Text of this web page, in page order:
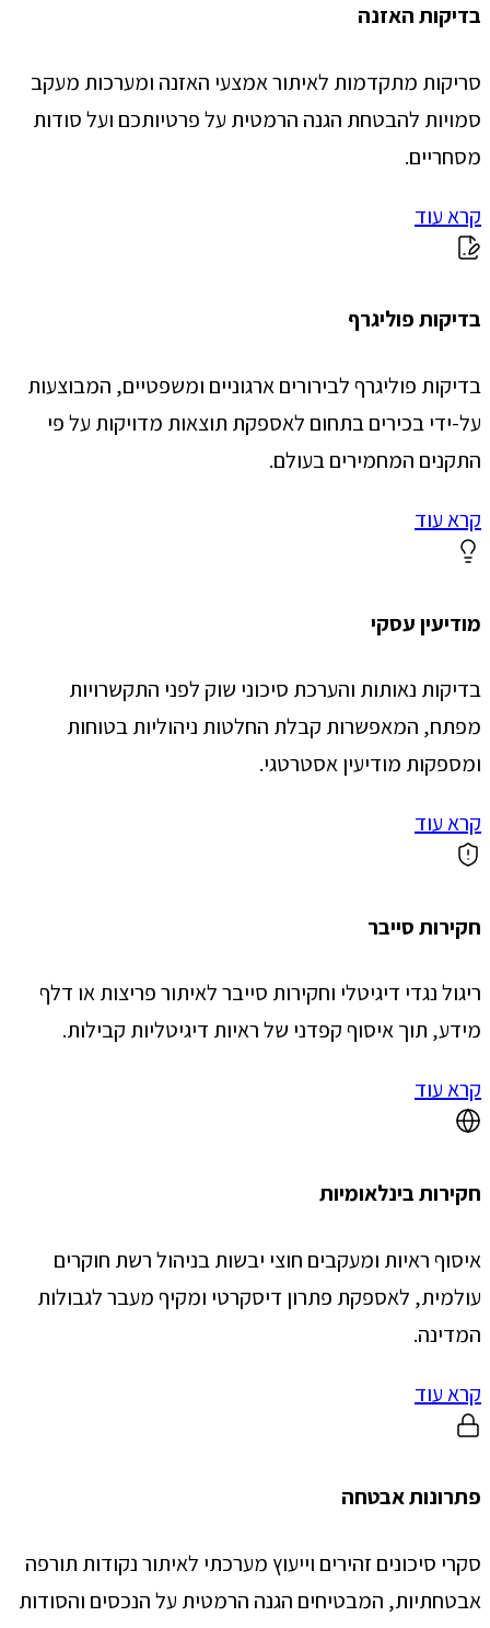
בדיקות האזנה
סריקות מתקדמות לאיתור אמצעי האזנה ומערכות מעקב
סמויות להבטחת הגנה הרמטית על פרטיותכם ועל סודות
מסחריים.
קרא עוד
בדיקות פוליגרף
בדיקות פוליגרף לבירורים ארגוניים ומשפטיים, המבוצעות
על-ידי בכירים בתחום לאספקת תוצאות מדויקות על פי
התקנים המחמירים בעולם.
קרא עוד
מודיעין עסקי
בדיקות נאותות והערכת סיכוני שוק לפני התקשרויות
מפתח, המאפשרות קבלת החלטות ניהוליות בטוחות
ומספקות מודיעין אסטרטגי.
קרא עוד
חקירות סייבר
ריגול נגדי דיגיטלי וחקירות סייבר לאיתור פריצות או דלף
מידע, תוך איסוף קפדני של ראיות דיגיטליות קבילות.
קרא עוד
חקירות בינלאומיות
איסוף ראיות ומעקבים חוצי יבשות בניהול רשת חוקרים
עולמית, לאספקת פתרון דיסקרטי ומקיף מעבר לגבולות
המדינה.
קרא עוד
פתרונות אבטחה
סקרי סיכונים זהירים וייעוץ מערכתי לאיתור נקודות תורפה
אבטחתיות, המבטיחים הגנה הרמטית על הנכסים והסודות